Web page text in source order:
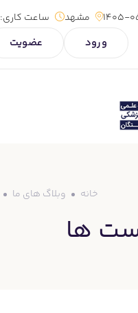
1405- مشهد ساعت کاری:
ورود عضویت
وبلاگ های ما خانه
ها